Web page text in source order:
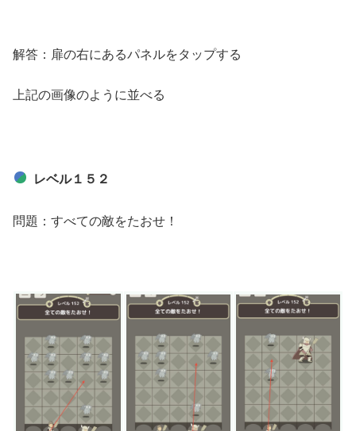
解答：扉の右にあるパネルをタップする
上記の画像のように並べる
レベル１５２
問題：すべての敵をたおせ！